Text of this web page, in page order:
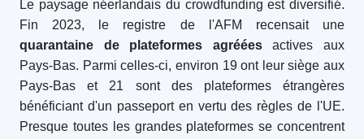
Le paysage néerlandais du crowdfunding est diversifié.
Fin 2023, le registre de l'AFM recensait une
quarantaine de plateformes agrééesactives aux
Pays-Bas. Parmi celles-ci, environ 19 ont leur siège aux
Pays-Bas et 21 sont des plateformes étrangères
bénéficiant d'un passeport en vertu des règles de l'UE.
Presque toutes les grandes plateformes se concentrent